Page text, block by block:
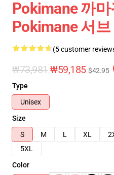
Pokimane 까
Pokimane 서
(5 customer
₩73,981 ₩59,185 $42.95
Type
Unisex
Size
S
M L XL
5XL
Color